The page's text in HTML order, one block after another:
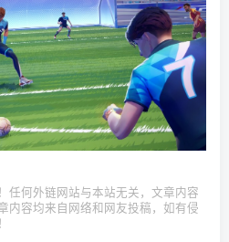
任何外链网站与本站无关，文章内容
内容均来自网络和网友投稿，如有侵